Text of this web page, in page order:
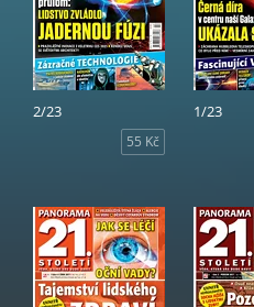
2/23
55 Kč
1/23